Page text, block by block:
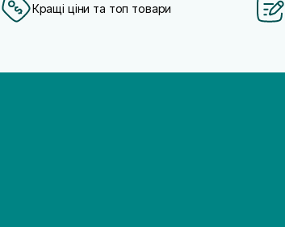
Кращі ціни та топ товари